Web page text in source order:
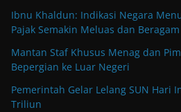
Ibnu Khaldun: Indikasi Negara
Pajak Semakin Meluas dan Beragam
Mantan Staf Khusus Menag dan
Bepergian ke Luar Negeri
Pemerintah Gelar Lelang SUN Hari
Triliun